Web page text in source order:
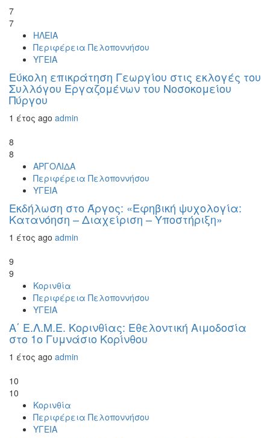
7
7
ΗΛΕΙΑ
Περιφέρεια Πελοποννήσου
ΥΓΕΙΑ
Εύκολη επικράτηση Γεωργίου στις εκλογές του
Συλλόγου Εργαζομένων του Νοσοκομείου
Πύργου
1 έτος ago admin
8
8
ΑΡΓΟΛΙΔΑ
Περιφέρεια Πελοποννήσου
ΥΓΕΙΑ
Εκδήλωση στο Άργος: «Εφηβική ψυχολογία:
Κατανόηση – Διαχείριση – Υποστήριξη»
1 έτος ago admin
9
9
Κορινθία
Περιφέρεια Πελοποννήσου
ΥΓΕΙΑ
Α΄ Ε.Λ.Μ.Ε. Κορινθίας: Εθελοντική Αιμοδοσία
στο 1ο Γυμνάσιο Κορίνθου
1 έτος ago admin
10
10
Κορινθία
Περιφέρεια Πελοποννήσου
ΥΓΕΙΑ